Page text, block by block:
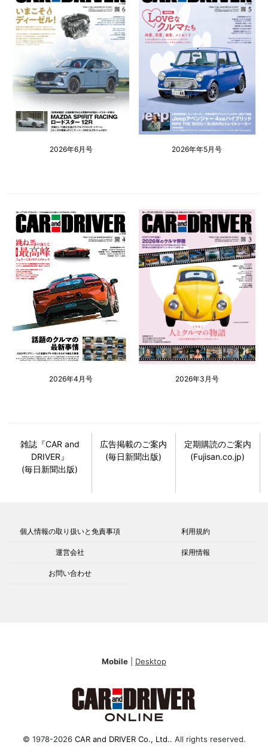
2026年6月号 2026年年5月号
2026年4月号 2026年3月号
雑誌『CAR and
DRIVER』
(毎日新聞出版)
広告掲載のご案内
(毎日新聞出版)
定期購読のご案内
(Fujisan.co.jp)
個人情報の取り扱いと免責事項 利用規約
運営会社 採用情報
お問い合わせ
Mobile Desktop
© 1978-2026 CAR and DRIVER Co., Ltd.. All rights reserved.